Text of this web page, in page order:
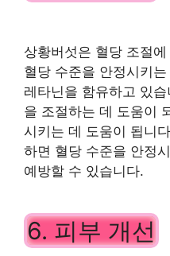
상황버섯은 혈당 조절
혈당 수준을 안정시키
레타닌을 함유하고 있
을 조절하는 데 도움이
시키는 데 도움이 됩니
하면 혈당 수준을 안정
예방할 수 있습니다.
6. 피부 개선